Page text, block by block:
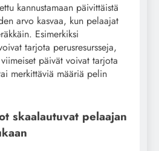
kannustamaan päivittäistä
arvo kasvaa, kun pelaajat
Esimerkiksi
tarjota perusresursseja,
päivät voivat tarjota
merkittäviä määriä pelin
skaalautuvat pelaajan